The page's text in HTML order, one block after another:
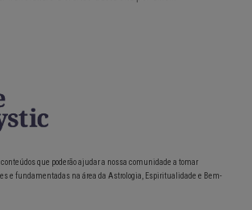
que poderão ajudar a nossa comunidade a tomar
e fundamentadas na área da Astrologia, Espiritualidade e Bem-